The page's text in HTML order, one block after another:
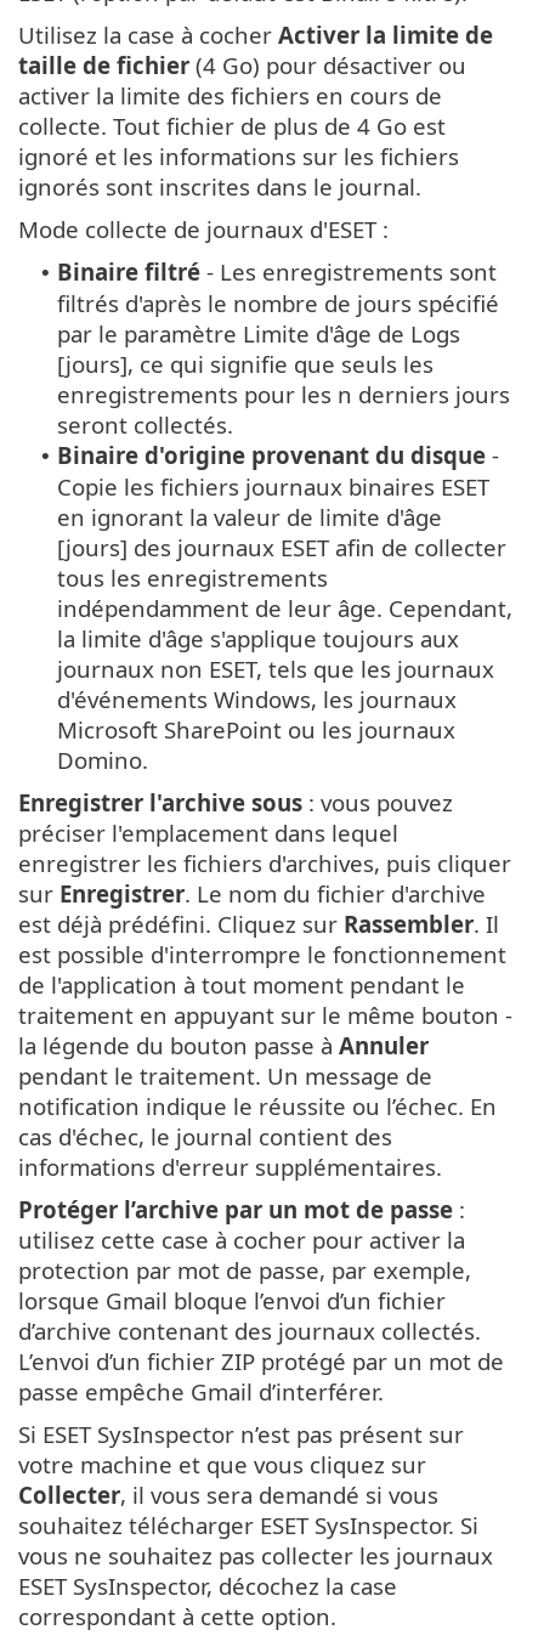
Utilisez la case à cocher Activer la limite de
taille de fichier (4 Go) pour désactiver ou
activer la limite des fichiers en cours de
collecte. Tout fichier de plus de 4 Go est
ignoré et les informations sur les fichiers
ignorés sont inscrites dans le journal.
Mode collecte de journaux d'ESET :
• Binaire filtré - Les enregistrements sont
filtrés d'après le nombre de jours spécifié
par le paramètre Limite d'âge de Logs
[jours], ce qui signifie que seuls les
enregistrements pour les n derniers jours
seront collectés.
• Binaire d'origine provenant du disque -
Copie les fichiers journaux binaires ESET
en ignorant la valeur de limite d'âge
[jours] des journaux ESET afin de collecter
tous les enregistrements
indépendamment de leur âge. Cependant,
la limite d'âge s'applique toujours aux
journaux non ESET, tels que les journaux
d'événements Windows, les journaux
Microsoft SharePoint ou les journaux
Domino.
Enregistrer l'archive sous : vous pouvez
préciser l'emplacement dans lequel
enregistrer les fichiers d'archives, puis cliquer
sur Enregistrer. Le nom du fichier d'archive
est déjà prédéfini. Cliquez sur Rassembler. Il
est possible d'interrompre le fonctionnement
de l'application à tout moment pendant le
traitement en appuyant sur le même bouton -
la légende du bouton passe à Annuler
pendant le traitement. Un message de
notification indique le réussite ou l’échec. En
cas d'échec, le journal contient des
informations d'erreur supplémentaires.
Protéger l’archive par un mot de passe :
utilisez cette case à cocher pour activer la
protection par mot de passe, par exemple,
lorsque Gmail bloque l’envoi d’un fichier
d’archive contenant des journaux collectés.
L’envoi d’un fichier ZIP protégé par un mot de
passe empêche Gmail d’interférer.
Si ESET SysInspector n’est pas présent sur
votre machine et que vous cliquez sur
Collecter, il vous sera demandé si vous
souhaitez télécharger ESET SysInspector. Si
vous ne souhaitez pas collecter les journaux
ESET SysInspector, décochez la case
correspondant à cette option.